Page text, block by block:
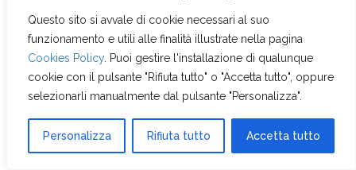
Questo sito si avvale di cookie necessari al suo
funzionamento e utili alle finalità illustrate nella pagina
Cookies Policy. Puoi gestire l'installazione di qualunque
cookie con il pulsante "Rifiuta tutto" o "Accetta tutto", oppure
selezionarli manualmente dal pulsante "Personalizza".
Personalizza Rifiuta tutto Accetta tutto